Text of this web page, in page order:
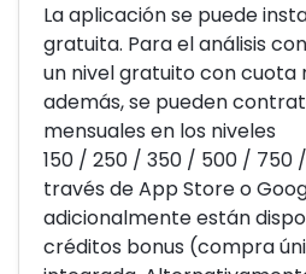
La aplicación se puede
gratuita. Para el análisis
un nivel gratuito con cuota
además, se pueden
mensuales en los niveles
150 / 250 / 350 / 500 / 750
través de App Store o
adicionalmente están
créditos bonus (compra